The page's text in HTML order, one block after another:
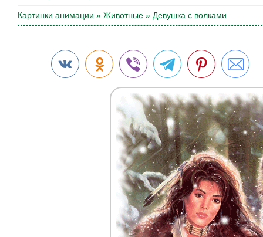
Картинки анимации » Животные » Девушка с волками